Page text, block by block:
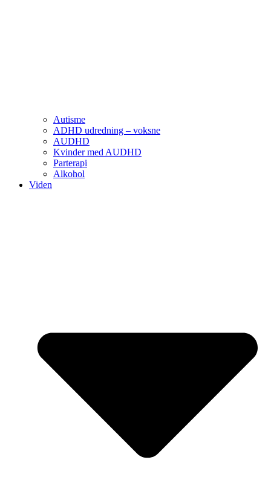
Autisme
ADHD udredning – voksne
AUDHD
Kvinder med AUDHD
Parterapi
Alkohol
Viden